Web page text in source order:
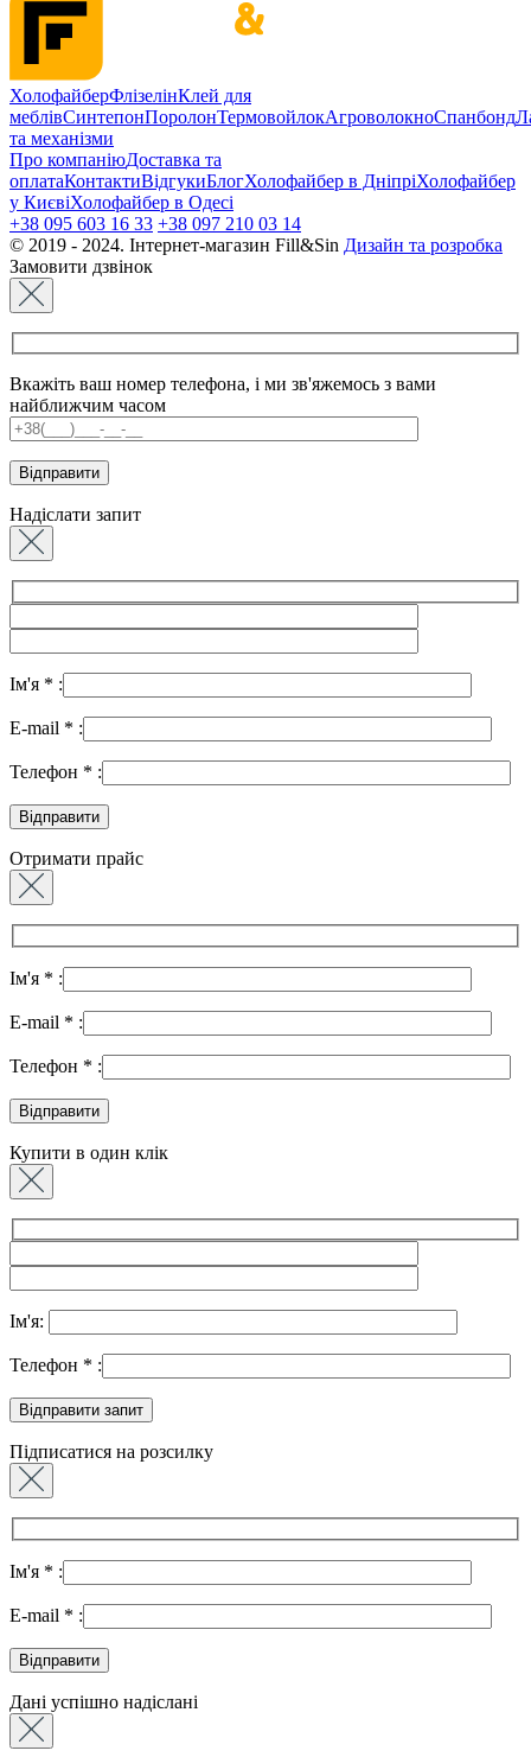
ХолофайберФлізелінКлей для
меблівСинтепонПоролонТермовойлокАгроволокноСпанбонд
та механізми
Про компаніюДоставка та
оплатаКонтактиВідгукиБлогХолофайбер в ДніпріХолофайбер
у КиєвіХолофайбер в Одесі
+38 095 603 16 33 +38 097 210 03 14
© 2019 - 2024. Інтернет-магазин Fill&Sin Дизайн та розробка
Замовити дзвінок
Вкажіть ваш номер телефона, і ми зв'яжемось з вами
найближчим часом
Надіслати запит
Ім'я * :
E-mail * :
Телефон * :
Отримати прайс
Ім'я * :
E-mail * :
Телефон * :
Купити в один клік
Ім'я:
Телефон * :
Підписатися на розсилку
Ім'я * :
E-mail * :
Дані успішно надіслані